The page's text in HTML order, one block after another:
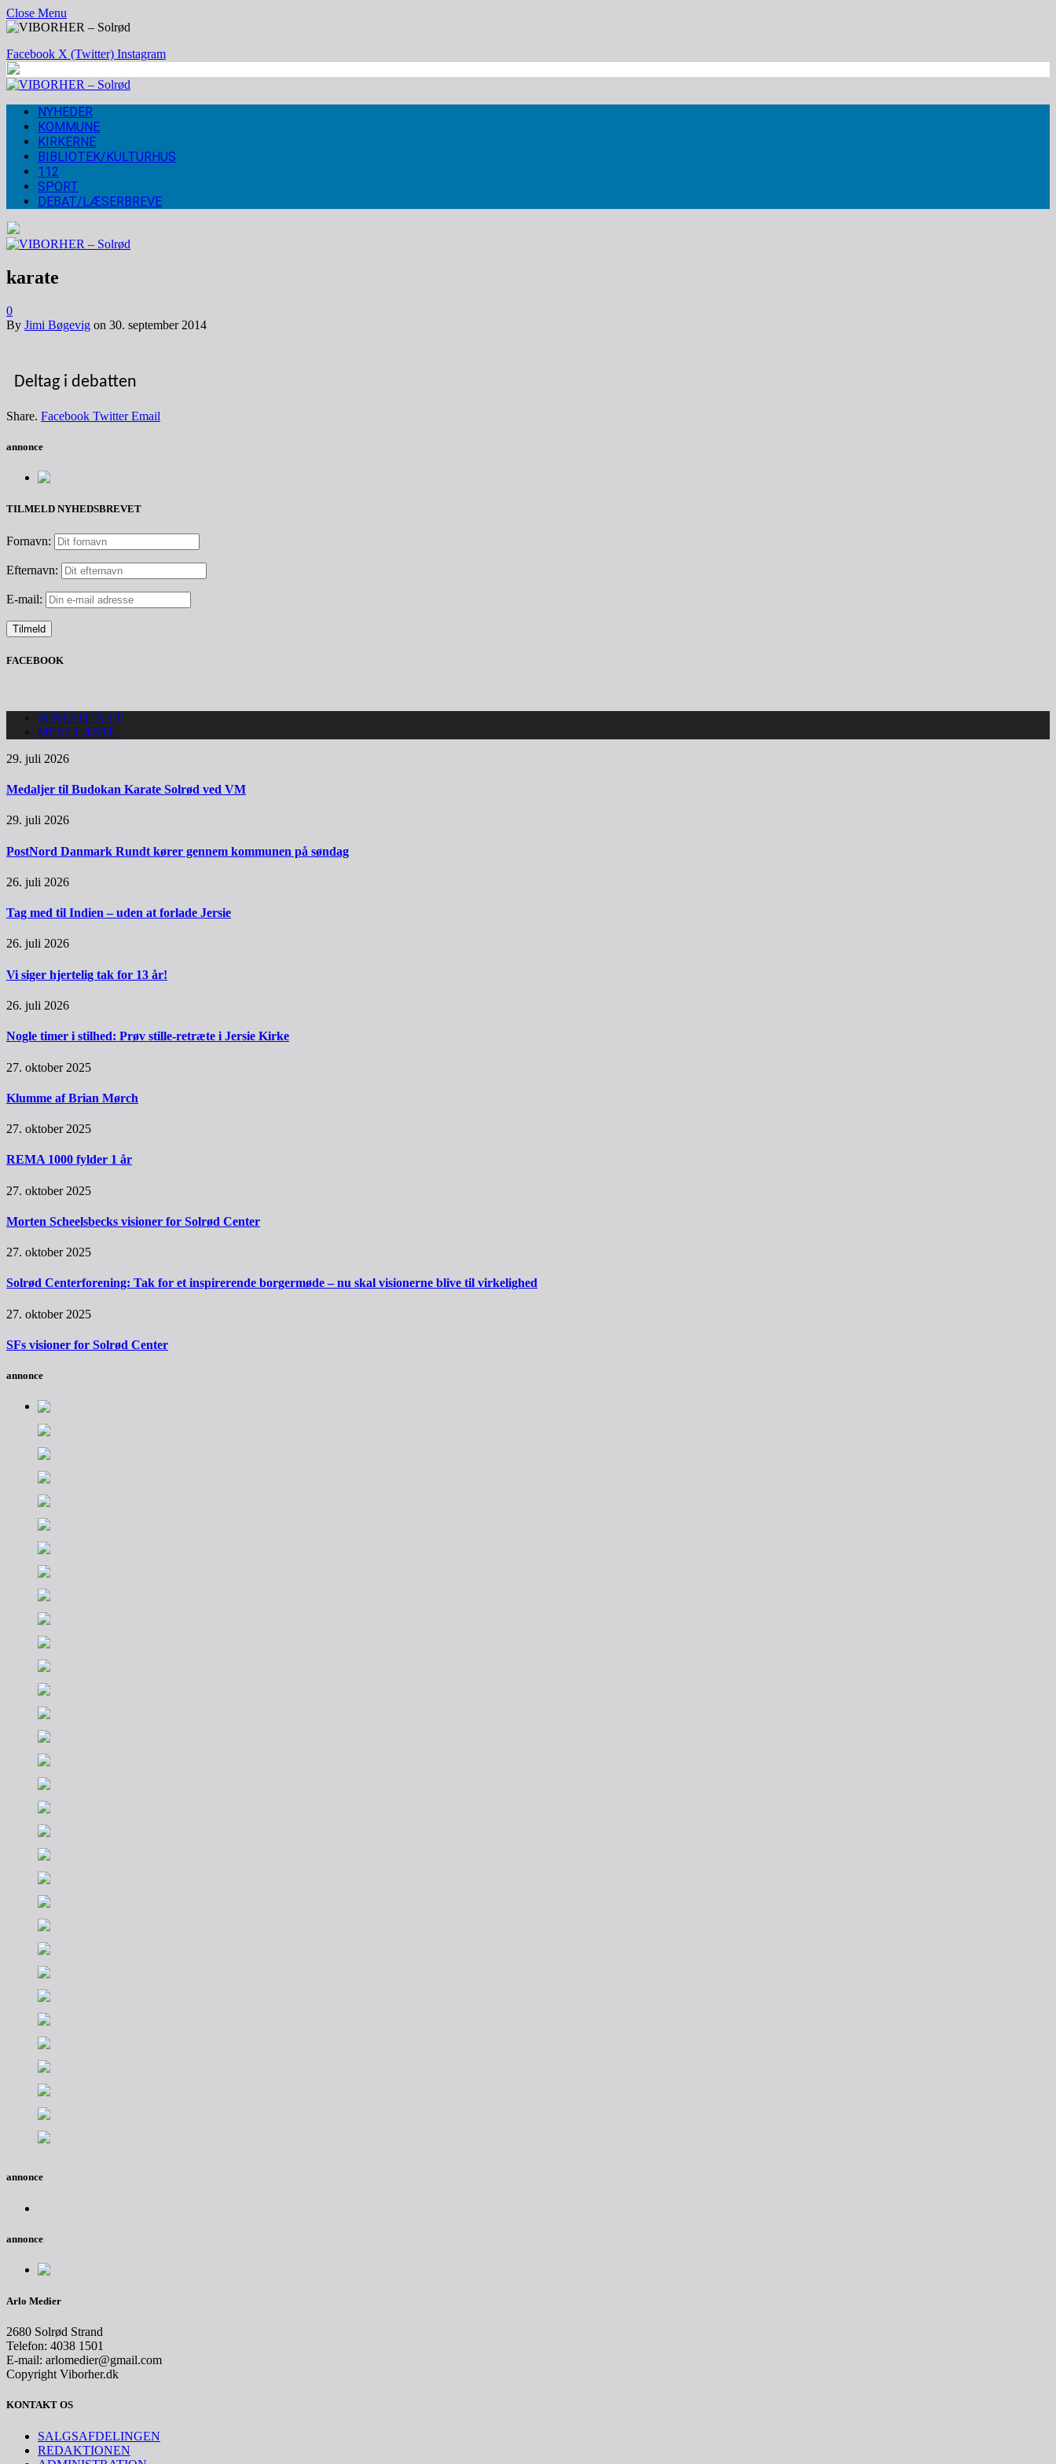
Close Menu
Facebook X (Twitter) Instagram
NYHEDER
KOMMUNE
KIRKERNE
BIBLIOTEK/KULTURHUS
112
SPORT
DEBAT/LÆSERBREVE
karate
0
By Jimi Bøgevig on 30. september 2014
Deltag i debatten
Share. Facebook Twitter Email
annonce
TILMELD NYHEDSBREVET
Fornavn:
Efternavn:
E-mail:
FACEBOOK
SENESTE NYT
MEST LÆSTE
29. juli 2026
Medaljer til Budokan Karate Solrød ved VM
29. juli 2026
PostNord Danmark Rundt kører gennem kommunen på søndag
26. juli 2026
Tag med til Indien – uden at forlade Jersie
26. juli 2026
Vi siger hjertelig tak for 13 år!
26. juli 2026
Nogle timer i stilhed: Prøv stille-retræte i Jersie Kirke
27. oktober 2025
Klumme af Brian Mørch
27. oktober 2025
REMA 1000 fylder 1 år
27. oktober 2025
Morten Scheelsbecks visioner for Solrød Center
27. oktober 2025
Solrød Centerforening: Tak for et inspirerende borgermøde – nu skal visionerne blive til virkelighed
27. oktober 2025
SFs visioner for Solrød Center
annonce
annonce
annonce
Arlo Medier
2680 Solrød Strand
Telefon: 4038 1501
E-mail: arlomedier@gmail.com
Copyright Viborher.dk
KONTAKT OS
SALGSAFDELINGEN
REDAKTIONEN